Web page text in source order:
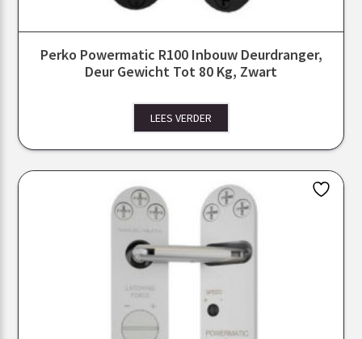
Perko Powermatic R100 Inbouw Deurdranger,
Deur Gewicht Tot 80 Kg, Zwart
LEES VERDER